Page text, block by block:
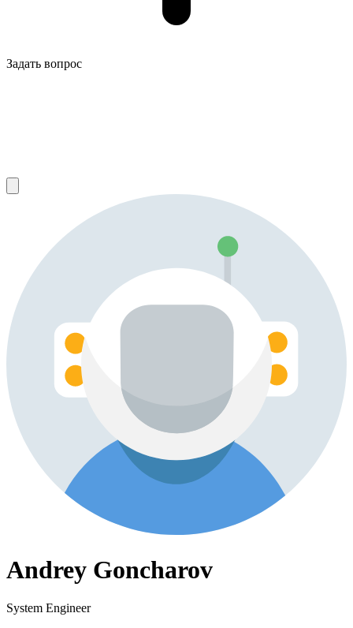
Задать вопрос
Andrey Goncharov
System Engineer